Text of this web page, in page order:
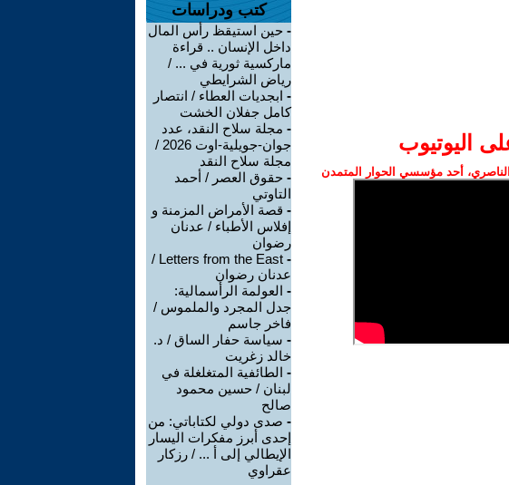
اليوتيوب
أحد مؤسسي الحوار المتمدن
كتب ودراسات
- حين استيقظ رأس المال
داخل الإنسان .. قراءة
ماركسية ثورية في ... /
رياض الشرايطي
- ابجديات العطاء / انتصار
كامل جفلان الخشت
- مجلة سلاح النقد، عدد
جوان-جويلية-اوت 2026 /
مجلة سلاح النقد
- حقوق العصر / أحمد
التاوتي
- قصة الأمراض المزمنة و
إفلاس الأطباء / عدنان
رضوان
-
Letters from the East /
عدنان رضوان
- العولمة الرأسمالية:
جدل المجرد والملموس /
فاخر جاسم
- سياسة حفار الساق / د.
خالد زغريت
- الطائفية المتغلغلة في
لبنان / حسين محمود
صالح
- صدى دولي لكتاباتي: من
إحدى أبرز مفكرات اليسار
الإيطالي إلى أ ... / رزكار
عقراوي